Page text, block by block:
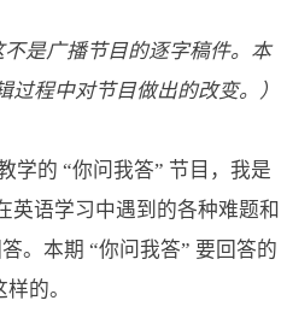
不是广播节目的逐字稿件。本
程中对节目做出的改变。）
学的 “你问我答” 节目，我是
英语学习中遇到的各种难题和
。本期 “你问我答” 要回答的
的。